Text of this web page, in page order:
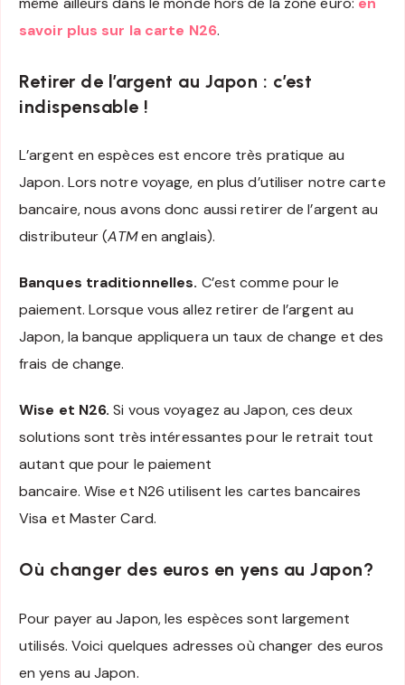
savoir plus sur la carte N26.
Retirer de l’argent au Japon : c’est
indispensable !
L’argent en espèces est encore très pratique au
Japon. Lors notre voyage, en plus d’utiliser notre carte
bancaire, nous avons donc aussi retirer de l’argent au
distributeur (ATMen anglais).
Banques traditionnelles. C’est comme pour le
paiement. Lorsque vous allez retirer de l’argent au
Japon, la banque appliquera un taux de change et des
frais de change.
Wise et N26. Si vous voyagez au Japon, ces deux
solutions sont très intéressantes pour le retrait tout
autant que pour le paiement
bancaire. Wise et N26 utilisent les cartes bancaires
Visa et Master Card.
Où changer des euros en yens au Japon?
Pour payer au Japon, les espèces sont largement
utilisés. Voici quelques adresses où changer des euros
en yens au Japon.